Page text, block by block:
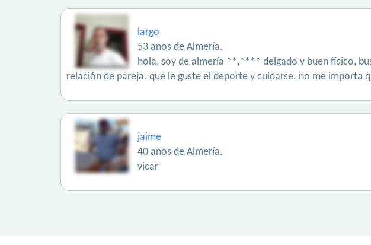
largo
53 años de Almería.
hola, soy de almería **,**** delgado y buen físico,
relación de pareja. que le guste el deporte y cuidarse. no me importa
jaime
40 años de Almería.
vicar